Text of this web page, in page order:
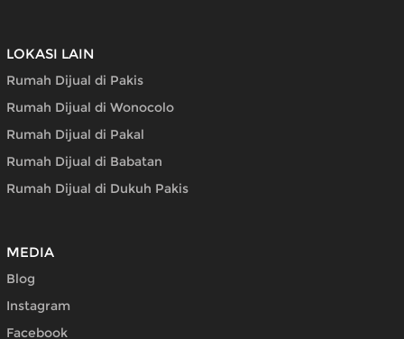
LOKASI LAIN
Rumah Dijual di Pakis
Rumah Dijual di Wonocolo
Rumah Dijual di Pakal
Rumah Dijual di Babatan
Rumah Dijual di Dukuh Pakis
MEDIA
Blog
Instagram
Facebook